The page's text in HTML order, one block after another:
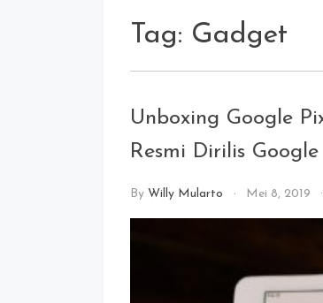
Tag: Gadget
Unboxing Google
Resmi Dirilis Google
By Willy Mularto Mei 8, 2019